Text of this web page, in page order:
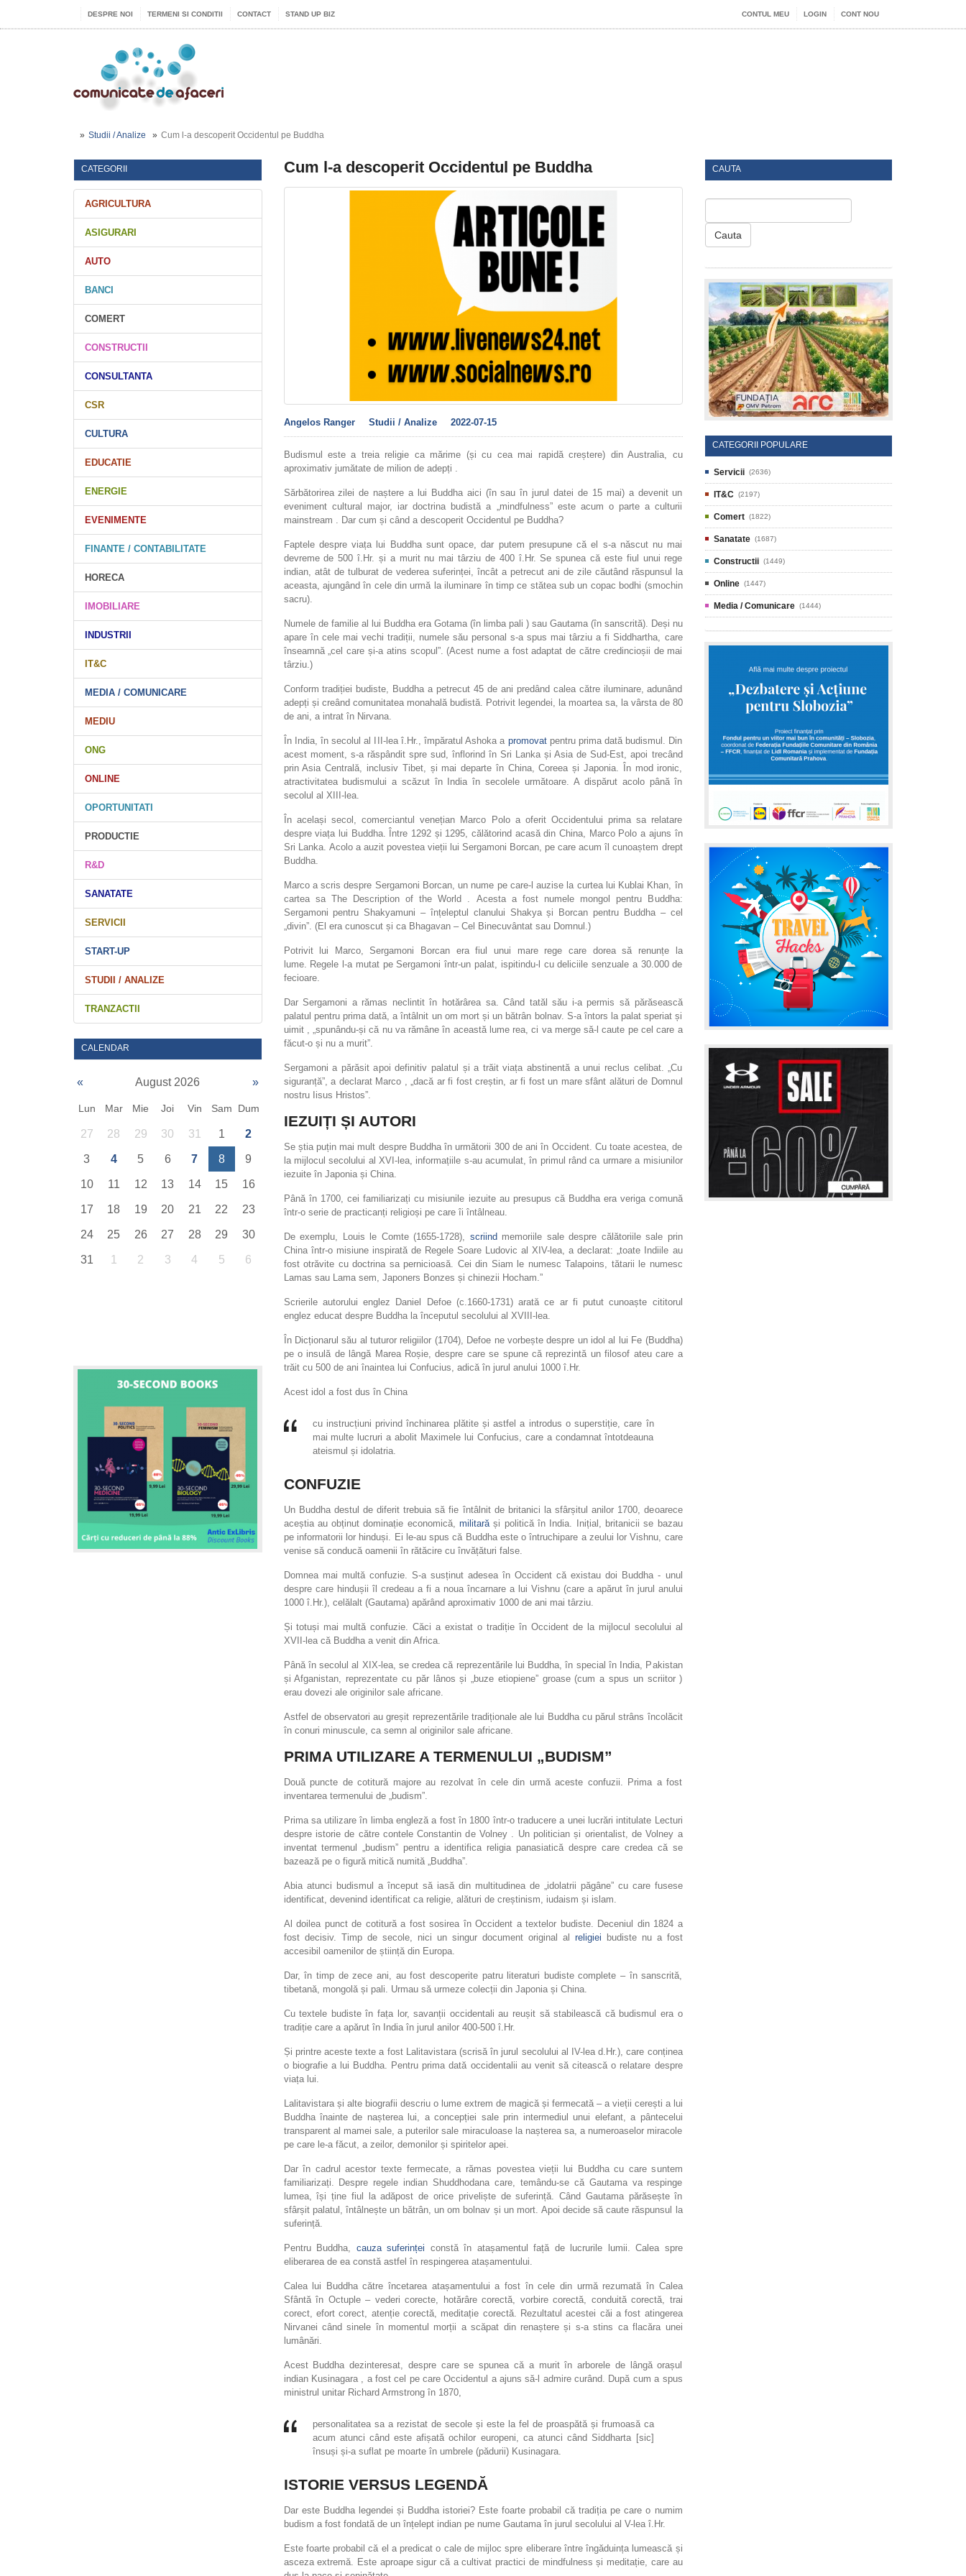
DESPRE NOI TERMENI SI CONDITII CONTACT STAND UP BIZ CONTUL MEU LOGIN CONT NOU
Studii / Analize Cum l-a descoperit Occidentul pe Buddha
CATEGORII
AGRICULTURA
ASIGURARI
AUTO
BANCI
COMERT
CONSTRUCTII
CONSULTANTA
CSR
CULTURA
EDUCATIE
ENERGIE
EVENIMENTE
FINANTE / CONTABILITATE
HORECA
IMOBILIARE
INDUSTRII
IT&C
MEDIA / COMUNICARE
MEDIU
ONG
ONLINE
OPORTUNITATI
PRODUCTIE
R&D
SANATATE
SERVICII
START-UP
STUDII / ANALIZE
TRANZACTII
CALENDAR
« August 2026 »
Lun Mar Mie Joi Vin Sam Dum
27 28 29 30 31 1 2
3 4 5 6 7 8 9
10 11 12 13 14 15 16
17 18 19 20 21 22 23
24 25 26 27 28 29 30
31 1 2 3 4 5 6
Cum l-a descoperit Occidentul pe Buddha
Angelos Ranger Studii / Analize 2022-07-15
Budismul este a treia religie ca mărime (și cu cea mai rapidă creștere) din Australia, cu
aproximativ jumătate de milion de adepți .
Sărbătorirea zilei de naștere a lui Buddha aici (în sau în jurul datei de 15 mai) a devenit un
eveniment cultural major, iar doctrina budistă a „mindfulness” este acum o parte a culturii
mainstream . Dar cum și când a descoperit Occidentul pe Buddha?
Faptele despre viața lui Buddha sunt opace, dar putem presupune că el s-a născut nu mai
devreme de 500 î.Hr. și a murit nu mai târziu de 400 î.Hr. Se spunea că este fiul unui rege
indian, atât de tulburat de vederea suferinței, încât a petrecut ani de zile căutând răspunsul la
aceasta, ajungând în cele din urmă la iluminare în timp ce stătea sub un copac bodhi (smochin
sacru).
Numele de familie al lui Buddha era Gotama (în limba pali ) sau Gautama (în sanscrită). Deși nu
apare în cele mai vechi tradiții, numele său personal s-a spus mai târziu a fi Siddhartha, care
înseamnă „cel care și-a atins scopul”. (Acest nume a fost adaptat de către credincioșii de mai
târziu.)
Conform tradiției budiste, Buddha a petrecut 45 de ani predând calea către iluminare, adunând
adepți și creând comunitatea monahală budistă. Potrivit legendei, la moartea sa, la vârsta de 80
de ani, a intrat în Nirvana.
În India, în secolul al III-lea î.Hr., împăratul Ashoka a promovatpentru prima dată budismul. Din
acest moment, s-a răspândit spre sud, înflorind în Sri Lanka și Asia de Sud-Est, apoi trecând
prin Asia Centrală, inclusiv Tibet, și mai departe în China, Coreea și Japonia. În mod ironic,
atractivitatea budismului a scăzut în India în secolele următoare. A dispărut acolo până în
secolul al XIII-lea.
În același secol, comerciantul venețian Marco Polo a oferit Occidentului prima sa relatare
despre viața lui Buddha. Între 1292 și 1295, călătorind acasă din China, Marco Polo a ajuns în
Sri Lanka. Acolo a auzit povestea vieții lui Sergamoni Borcan, pe care acum îl cunoaștem drept
Buddha.
Marco a scris despre Sergamoni Borcan, un nume pe care-l auzise la curtea lui Kublai Khan, în
cartea sa The Description of the World . Acesta a fost numele mongol pentru Buddha:
Sergamoni pentru Shakyamuni – înțeleptul clanului Shakya și Borcan pentru Buddha – cel
„divin”. (El era cunoscut și ca Bhagavan – Cel Binecuvântat sau Domnul.)
Potrivit lui Marco, Sergamoni Borcan era fiul unui mare rege care dorea să renunțe la
lume. Regele l-a mutat pe Sergamoni într-un palat, ispitindu-l cu deliciile senzuale a 30.000 de
fecioare.
Dar Sergamoni a rămas neclintit în hotărârea sa. Când tatăl său i-a permis să părăsească
palatul pentru prima dată, a întâlnit un om mort și un bătrân bolnav. S-a întors la palat speriat și
uimit , „spunându-și că nu va rămâne în această lume rea, ci va merge să-l caute pe cel care a
făcut-o și nu a murit”.
Sergamoni a părăsit apoi definitiv palatul și a trăit viața abstinentă a unui reclus celibat. „Cu
siguranță”, a declarat Marco , „dacă ar fi fost creștin, ar fi fost un mare sfânt alături de Domnul
nostru Iisus Hristos”.
IEZUIȚI ȘI AUTORI
Se știa puțin mai mult despre Buddha în următorii 300 de ani în Occident. Cu toate acestea, de
la mijlocul secolului al XVI-lea, informațiile s-au acumulat, în primul rând ca urmare a misiunilor
iezuite în Japonia și China.
Până în 1700, cei familiarizați cu misiunile iezuite au presupus că Buddha era veriga comună
într-o serie de practicanți religioși pe care îi întâlneau.
De exemplu, Louis le Comte (1655-1728), scriind memoriile sale despre călătoriile sale prin
China într-o misiune inspirată de Regele Soare Ludovic al XIV-lea, a declarat: „toate Indiile au
fost otrăvite cu doctrina sa pernicioasă. Cei din Siam le numesc Talapoins, tătarii le numesc
Lamas sau Lama sem, Japoners Bonzes și chinezii Hocham.”
Scrierile autorului englez Daniel Defoe (c.1660-1731) arată ce ar fi putut cunoaște cititorul
englez educat despre Buddha la începutul secolului al XVIII-lea.
În Dicționarul său al tuturor religiilor (1704), Defoe ne vorbește despre un idol al lui Fe (Buddha)
pe o insulă de lângă Marea Roșie, despre care se spune că reprezintă un filosof ateu care a
trăit cu 500 de ani înaintea lui Confucius, adică în jurul anului 1000 î.Hr.
Acest idol a fost dus în China
cu instrucțiuni privind închinarea plătite și astfel a introdus o superstiție, care în
mai multe lucruri a abolit Maximele lui Confucius, care a condamnat întotdeauna
ateismul și idolatria.
CONFUZIE
Un Buddha destul de diferit trebuia să fie întâlnit de britanici la sfârșitul anilor 1700, deoarece
aceștia au obținut dominație economică,militară și politică în India. Inițial, britanicii se bazau
pe informatorii lor hinduși. Ei le-au spus că Buddha este o întruchipare a zeului lor Vishnu, care
venise să conducă oamenii în rătăcire cu învățături false.
Domnea mai multă confuzie. S-a susținut adesea în Occident că existau doi Buddha - unul
despre care hindușii îl credeau a fi a noua încarnare a lui Vishnu (care a apărut în jurul anului
1000 î.Hr.), celălalt (Gautama) apărând aproximativ 1000 de ani mai târziu.
Și totuși mai multă confuzie. Căci a existat o tradiție în Occident de la mijlocul secolului al
XVII-lea că Buddha a venit din Africa.
Până în secolul al XIX-lea, se credea că reprezentările lui Buddha, în special în India, Pakistan
și Afganistan, reprezentate cu păr lânos și „buze etiopiene” groase (cum a spus un scriitor )
erau dovezi ale originilor sale africane.
Astfel de observatori au greșit reprezentările tradiționale ale lui Buddha cu părul strâns încolăcit
în conuri minuscule, ca semn al originilor sale africane.
PRIMA UTILIZARE A TERMENULUI „BUDISM”
Două puncte de cotitură majore au rezolvat în cele din urmă aceste confuzii. Prima a fost
inventarea termenului de „budism”.
Prima sa utilizare în limba engleză a fost în 1800 într-o traducere a unei lucrări intitulate Lecturi
despre istorie de către contele Constantin de Volney . Un politician și orientalist, de Volney a
inventat termenul „budism” pentru a identifica religia panasiatică despre care credea că se
bazează pe o figură mitică numită „Buddha”.
Abia atunci budismul a început să iasă din multitudinea de „idolatrii păgâne” cu care fusese
identificat, devenind identificat ca religie, alături de creștinism, iudaism și islam.
Al doilea punct de cotitură a fost sosirea în Occident a textelor budiste. Deceniul din 1824 a
fost decisiv. Timp de secole, nici un singur document original al religiei budiste nu a fost
accesibil oamenilor de știință din Europa.
Dar, în timp de zece ani, au fost descoperite patru literaturi budiste complete – în sanscrită,
tibetană, mongolă și pali. Urmau să urmeze colecții din Japonia și China.
Cu textele budiste în fața lor, savanții occidentali au reușit să stabilească că budismul era o
tradiție care a apărut în India în jurul anilor 400-500 î.Hr.
Și printre aceste texte a fost Lalitavistara (scrisă în jurul secolului al IV-lea d.Hr.), care conținea
o biografie a lui Buddha. Pentru prima dată occidentalii au venit să citească o relatare despre
viața lui.
Lalitavistara și alte biografii descriu o lume extrem de magică și fermecată – a vieții cerești a lui
Buddha înainte de nașterea lui, a concepției sale prin intermediul unui elefant, a pântecelui
transparent al mamei sale, a puterilor sale miraculoase la nașterea sa, a numeroaselor miracole
pe care le-a făcut, a zeilor, demonilor și spiritelor apei.
Dar în cadrul acestor texte fermecate, a rămas povestea vieții lui Buddha cu care suntem
familiarizați. Despre regele indian Shuddhodana care, temându-se că Gautama va respinge
lumea, își ține fiul la adăpost de orice priveliște de suferință. Când Gautama părăsește în
sfârșit palatul, întâlnește un bătrân, un om bolnav și un mort. Apoi decide să caute răspunsul la
suferință.
Pentru Buddha, cauza suferinței constă în atașamentul față de lucrurile lumii. Calea spre
eliberarea de ea constă astfel în respingerea atașamentului.
Calea lui Buddha către încetarea atașamentului a fost în cele din urmă rezumată în Calea
Sfântă în Octuple – vederi corecte, hotărâre corectă, vorbire corectă, conduită corectă, trai
corect, efort corect, atenție corectă, meditație corectă. Rezultatul acestei căi a fost atingerea
Nirvanei când sinele în momentul morții a scăpat din renaștere și s-a stins ca flacăra unei
lumânări.
Acest Buddha dezinteresat, despre care se spunea că a murit în arborele de lângă orașul
indian Kusinagara , a fost cel pe care Occidentul a ajuns să-l admire curând. După cum a spus
ministrul unitar Richard Armstrong în 1870,
personalitatea sa a rezistat de secole și este la fel de proaspătă și frumoasă ca
acum atunci când este afișată ochilor europeni, ca atunci când Siddharta [sic]
însuși și-a suflat pe moarte în umbrele (pădurii) Kusinagara.
ISTORIE VERSUS LEGENDĂ
Dar este Buddha legendei și Buddha istoriei? Este foarte probabil că tradiția pe care o numim
budism a fost fondată de un înțelept indian pe nume Gautama în jurul secolului al V-lea î.Hr.
Este foarte probabil că el a predicat o cale de mijloc spre eliberare între îngăduința lumească și
asceza extremă. Este aproape sigur că a cultivat practici de mindfulness și meditație, care au
CAUTA
Cauta
CATEGORII POPULARE
Servicii (2636)
IT&C (2197)
Comert (1822)
Sanatate (1687)
Constructii (1449)
Online (1447)
Media / Comunicare (1444)